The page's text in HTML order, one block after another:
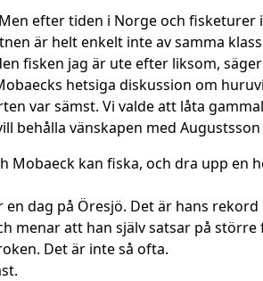
efter tiden i Norge och fisketurer
är helt enkelt inte av samma
fisken jag är ute efter liksom,
hetsiga diskussion om
var sämst. Vi valde att låta
behålla vänskapen med Augustsson
Mobaeck kan fiska, och dra upp en
dag på Öresjö. Det är hans rekord
menar att han själv satsar på större
Det är inte så ofta.